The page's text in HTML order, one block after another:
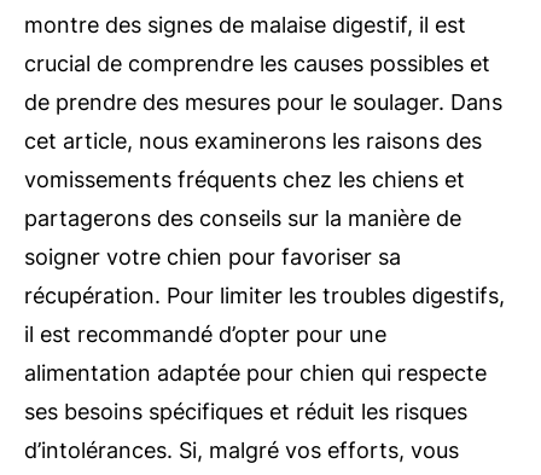
montre des signes de malaise digestif, il est
crucial de comprendre les causes possibles et
de prendre des mesures pour le soulager. Dans
cet article, nous examinerons les raisons des
vomissements fréquents chez les chiens et
partagerons des conseils sur la manière de
soigner votre chien pour favoriser sa
récupération. Pour limiter les troubles digestifs,
il est recommandé d’opter pour une
alimentation adaptée pour chien qui respecte
ses besoins spécifiques et réduit les risques
d’intolérances. Si, malgré vos efforts, vous